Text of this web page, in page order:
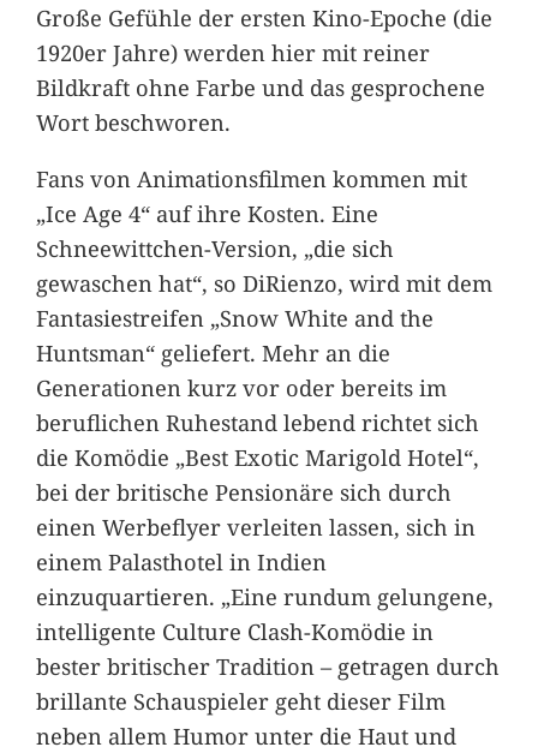
Große Gefühle der ersten Kino-Epoche (die
1920er Jahre) werden hier mit reiner
Bildkraft ohne Farbe und das gesprochene
Wort beschworen.
Fans von Animationsfilmen kommen mit
„Ice Age 4“ auf ihre Kosten. Eine
Schneewittchen-Version, „die sich
gewaschen hat“, so DiRienzo, wird mit dem
Fantasiestreifen „Snow White and the
Huntsman“ geliefert. Mehr an die
Generationen kurz vor oder bereits im
beruflichen Ruhestand lebend richtet sich
die Komödie „Best Exotic Marigold Hotel“,
bei der britische Pensionäre sich durch
einen Werbeflyer verleiten lassen, sich in
einem Palasthotel in Indien
einzuquartieren. „Eine rundum gelungene,
intelligente Culture Clash-Komödie in
bester britischer Tradition – getragen durch
brillante Schauspieler geht dieser Film
neben allem Humor unter die Haut und